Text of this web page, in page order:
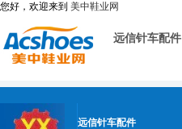
您好，欢迎来到 美中鞋业网
远信针车配件
远信针车配件